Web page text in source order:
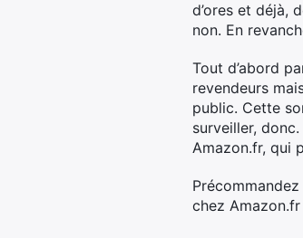
d’ores et déjà,
non. En
Tout d’abord
revendeurs
public. Cette
surveiller,
Amazon.fr, qui
Précommandez
chez Amazon.fr